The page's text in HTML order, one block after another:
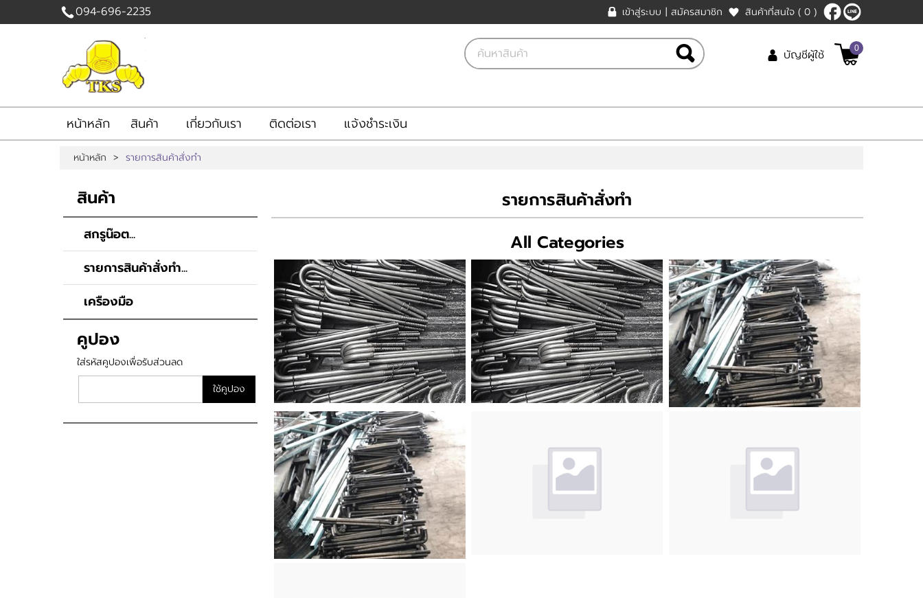
สินค้าที่สนใจ( 0 )
สินค้า
เกี่ยวกับเรา
แจ้งชำระเงิน
094-696-2235 เข้าสู่ระบบ | สมัครสมาชิก สินค้าที่สนใจ ( 0 )
บัญชีผู้ใช้ 0
หน้าหลัก สินค้า เกี่ยวกับเรา ติดต่อเรา แจ้งชำระเงิน
หน้าหลัก > รายการสินค้าสั่งทำ
สินค้า
สกรูน๊อต...
รายการสินค้าสั่งทำ...
เครืองมือ
คูปอง
ใส่รหัสคูปองเพื่อรับส่วนลด
ใช้คูปอง
รายการสินค้าสั่งทำ
All Categories